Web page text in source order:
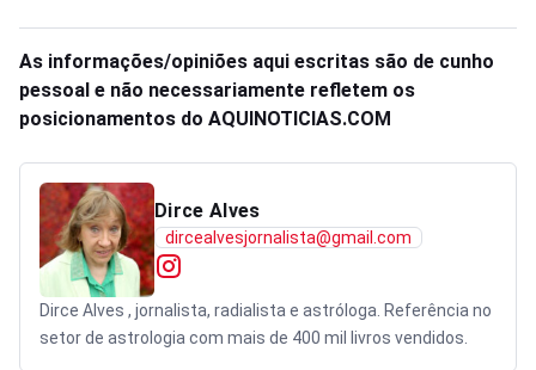
As informações/opiniões aqui escritas são de cunho
pessoal e não necessariamente refletem os
posicionamentos do AQUINOTICIAS.COM
Dirce Alves
dircealvesjornalista@gmail.com
Dirce Alves , jornalista, radialista e astróloga. Referência no
setor de astrologia com mais de 400 mil livros vendidos.